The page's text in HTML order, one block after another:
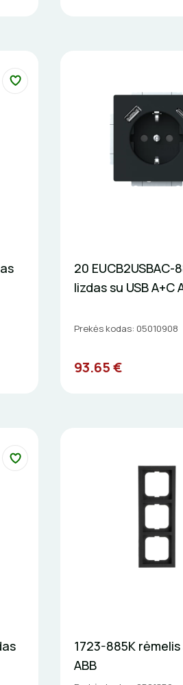
20 EUCB2USBAC-
lizdas su USB A+C
Prekės kodas: 05010908
93.65 €
1723-885K
ABB